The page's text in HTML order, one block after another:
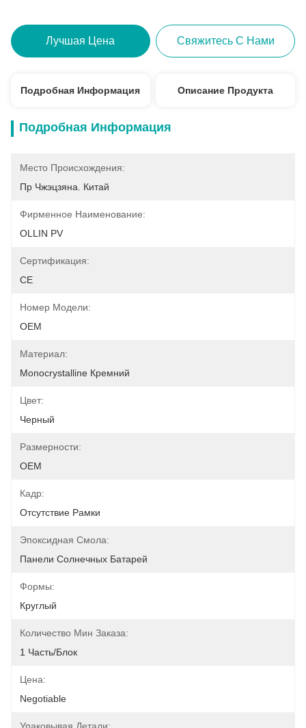
Лучшая Цена Свяжитесь С Нами
Подробная Информация Описание Продукта
Подробная Информация
Место Происхождения:
Пр Чжэцзяна. Китай
Фирменное Наименование:
OLLIN PV
Сертификация:
CE
Номер Модели:
OEM
Материал:
Monocrystalline Кремний
Цвет:
Черный
Размерности:
OEM
Кадр:
Отсутствие Рамки
Эпоксидная Смола:
Панели Солнечных Батарей
Формы:
Круглый
Количество Мин Заказа:
1 Часть/блок
Цена:
Negotiable